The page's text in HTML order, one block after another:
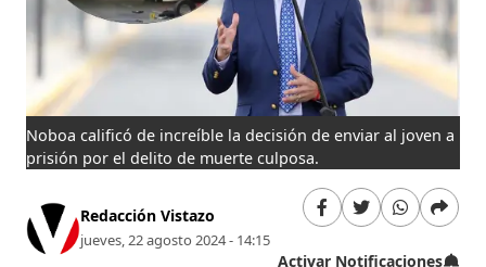
Noboa calificó de increíble la decisión de enviar al joven a
prisión por el delito de muerte culposa.
Redacción Vistazo
jueves, 22 agosto 2024 - 14:15
Activar Notificaciones